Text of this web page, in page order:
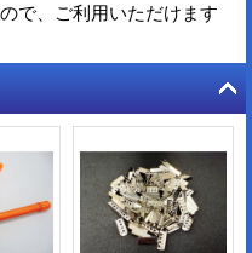
で、ご利用いただけます